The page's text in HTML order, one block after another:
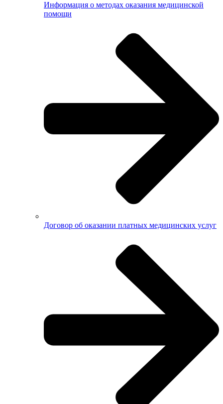
Информация о методах оказания медицинской
помощи
Договор об оказании платных медицинских услуг